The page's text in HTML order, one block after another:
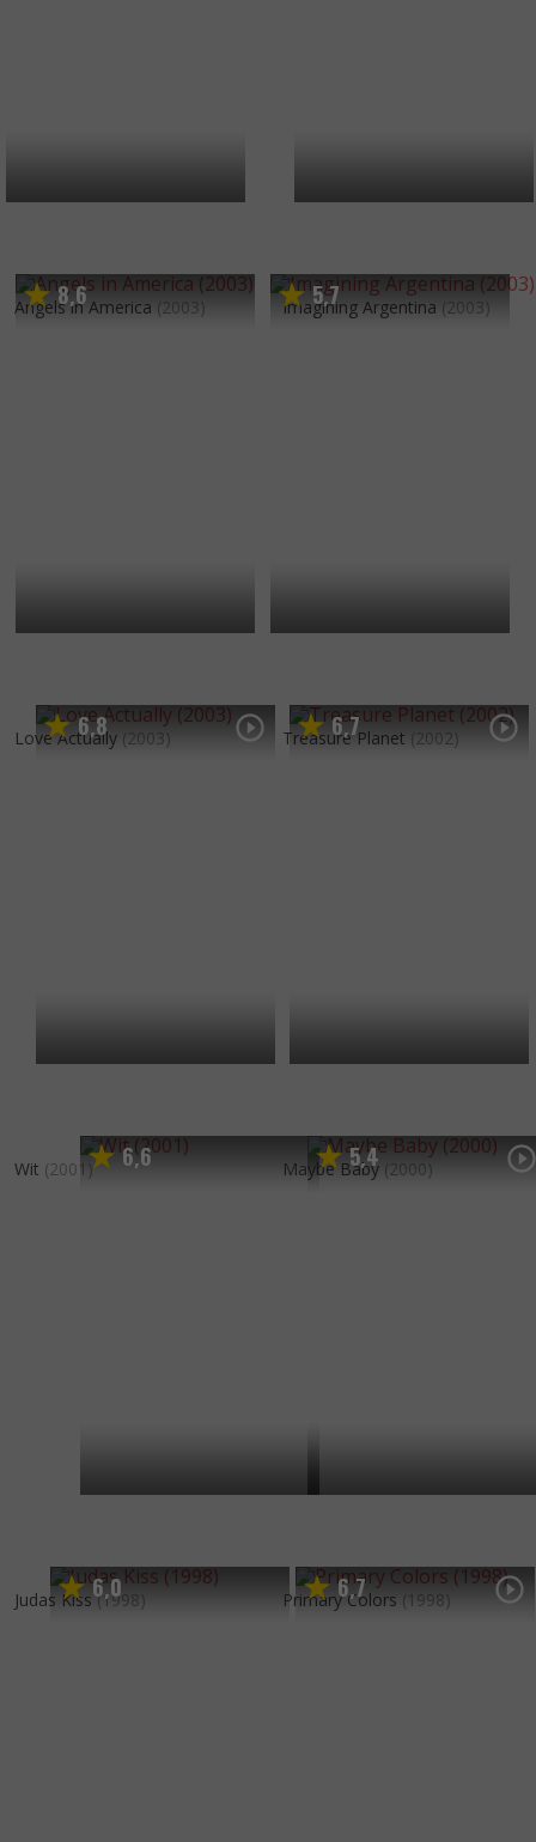
8,6
Angels in America (2003) 5,7
Imagining Argentina (2003)
6,8
Love Actually (2003) 6,7
Treasure Planet (2002)
6,6
Wit (2001) 5,4
Maybe Baby (2000)
6,0
Judas Kiss (1998) 6,7
Primary Colors (1998)